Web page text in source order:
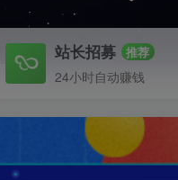
站长招募 推荐
24小时自动赚钱